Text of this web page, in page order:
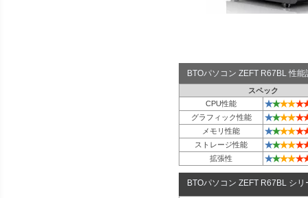
BTOパソコン ZEFT R67BL 性
スペック
CPU性能
★★★★★
グラフィック性能 ★★★★★
メモリ性能 ★★★★★
ストレージ性能 ★★★★★
拡張性 ★★★★★
BTOパソコン ZEFT R67BL シリ